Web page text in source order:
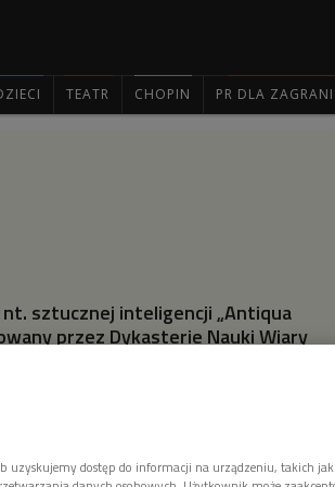
TEATR CHOPIN PR DLA
sztucznej inteligencji „Antiqua
przez Dykasterie Nauki Wiary
uzyskujemy dostęp do informacji na urządzeniu, takich